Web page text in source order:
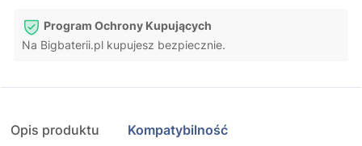
Program Ochrony Kupujących
Na Bigbaterii.pl kupujesz bezpiecznie.
Opis produktu Kompatybilność